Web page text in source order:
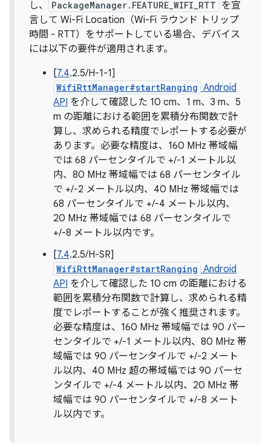
し、
PackageManager.FEATURE_WIFI_RTT を宣
言して Wi-Fi Location（Wi-Fi ラウンド トリップ
時間 - RTT）をサポートしている場合、デバイス
には以下の要件が適用されます。
[7.4.2.5/H-1-1]
WifiRttManager#startRanging Android
API を介して確認した 10 cm、1 m、3 m、5
m の距離における範囲を累積分布関数で計
算し、求められる精度でレポートする必要が
あります。必要な精度は、160 MHz 帯域幅
では 68 パーセンタイルで +/-1 メートル以
内、80 MHz 帯域幅では 68 パーセンタイル
で +/-2 メートル以内、40 MHz 帯域幅では
68 パーセンタイルで +/-4 メートル以内、
20 MHz 帯域幅では 68 パーセンタイルで
+/-8 メートル以内です。
[7.4.2.5/H-SR]
WifiRttManager#startRanging Android
API を介して確認した 10 cm の距離における
範囲を累積分布関数で計算し、求められる精
度でレポートすることが強く推奨されます。
必要な精度は、160 MHz 帯域幅では 90 パー
センタイルで +/-1 メートル以内、80 MHz 帯
域幅では 90 パーセンタイルで +/-2 メート
ル以内、40 MHz 超の帯域幅では 90 パーセ
ンタイルで +/-4 メートル以内、20 MHz 帯
域幅では 90 パーセンタイルで +/-8 メート
ル以内です。